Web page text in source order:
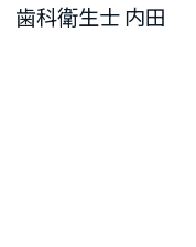
歯科衛生士 内田